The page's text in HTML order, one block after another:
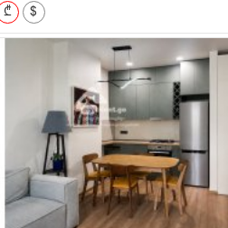
₾ $